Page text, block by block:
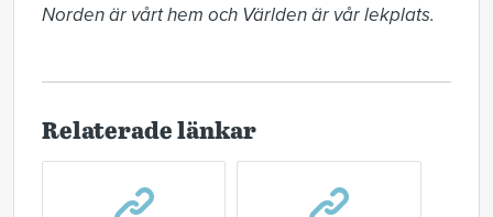
Norden är vårt hem och Världen är vår lekplats.
Relaterade länkar